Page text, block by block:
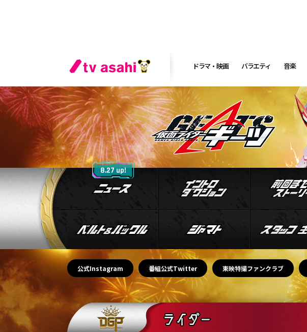
ドラマ・映画 バラエティ 音楽
ニュース
8.27 up! イントロダ
ベルト&バックル ジャマト
公式Instagram 番組公式Twitter 東映特撮ファンクラブ